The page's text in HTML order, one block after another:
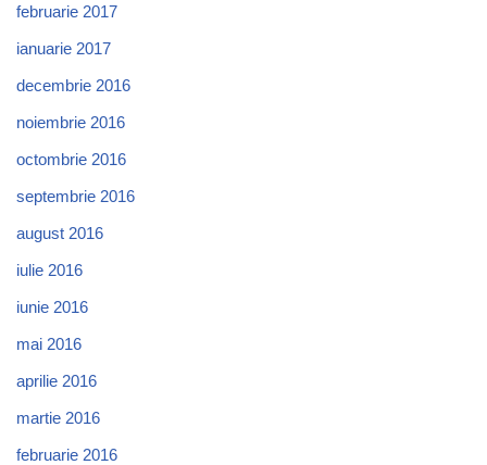
februarie 2017
ianuarie 2017
decembrie 2016
noiembrie 2016
octombrie 2016
septembrie 2016
august 2016
iulie 2016
iunie 2016
mai 2016
aprilie 2016
martie 2016
februarie 2016